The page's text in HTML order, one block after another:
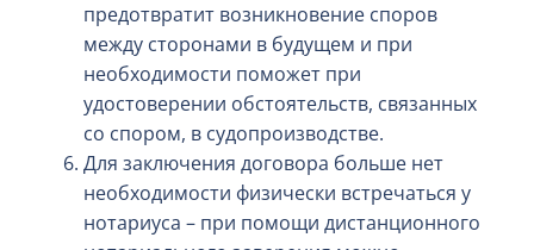
предотвратит возникновение споров
между сторонами в будущем и при
необходимости поможет при
удостоверении обстоятельств, связанных
со спором, в судопроизводстве.
Для заключения договора больше нет
необходимости физически встречаться у
нотариуса – при помощи дистанционного